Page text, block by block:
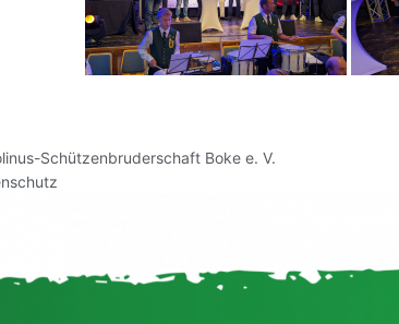
Schützenbruderschaft Boke e. V.